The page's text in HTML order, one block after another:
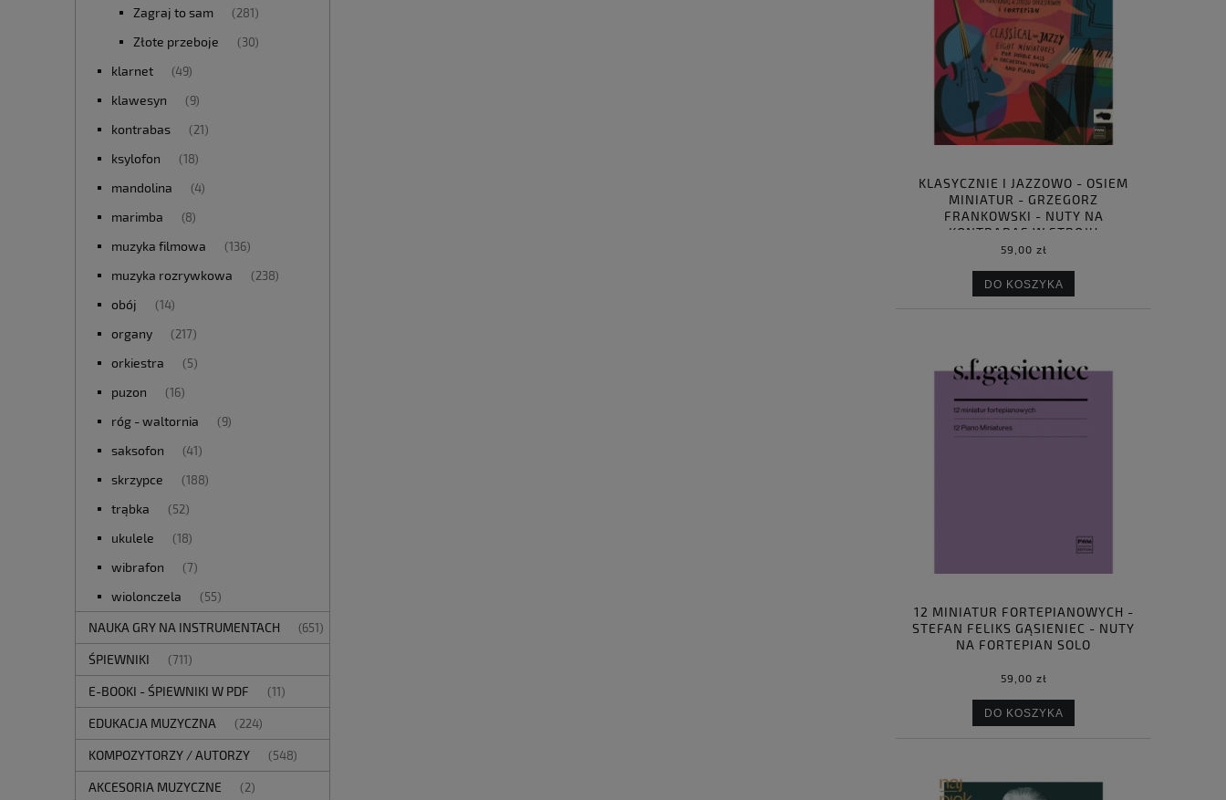
Zagraj to sam (281)
Złote przeboje (30)
klarnet (49)
klawesyn (9)
kontrabas (21)
ksylofon (18)
mandolina (4)
marimba (8)
muzyka filmowa (136)
muzyka rozrywkowa (238)
obój (14)
organy (217)
orkiestra (5)
puzon (16)
róg - waltornia (9)
saksofon (41)
skrzypce (188)
trąbka (52)
ukulele (18)
wibrafon (7)
wiolonczela (55)
NAUKA GRY NA INSTRUMENTACH (651)
ŚPIEWNIKI (711)
E-BOOKI - ŚPIEWNIKI W PDF (11)
EDUKACJA MUZYCZNA (224)
KOMPOZYTORZY / AUTORZY (548)
AKCESORIA MUZYCZNE (2)
KLASYCZNIE I JAZZOWO - OSIEM
MINIATUR - GRZEGORZ
FRANKOWSKI - NUTY NA
KONTRABAS W STROJU
ORKIESTROWYM I FORTEPIAN
59,00 zł
DO KOSZYKA
12 MINIATUR FORTEPIANOWYCH -
STEFAN FELIKS GĄSIENIEC - NUTY
NA FORTEPIAN SOLO
59,00 zł
DO KOSZYKA